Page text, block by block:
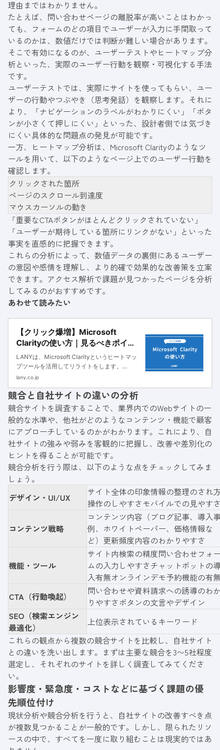
理由まではわかりません。
たとえば、問い合わせページの離脱率が高いことはわかっ
ても、フォームのどの項目でユーザーが入力に手間取って
いるのかは、数値だけでは判断が難しい場合があります。
そこで有効になるのが、ユーザーテストやヒートマップ分
析といった、実際のユーザー行動を観察・可視化する手法
です。
ユーザーテストでは、実際にサイトを使ってもらい、ユー
ザーの行動やつぶやき（思考発話）を観察します。それに
より、「ナビゲーションのラベルがわかりにくい」「ボタ
ンが小さくて押しにくい」といった、設計者側では気づき
にくい具体的な問題点の発見が可能です。
一方、ヒートマップ分析は、Microsoft Clarityのようなツ
ールを用いて、以下のようなページ上でのユーザー行動を
確認します。
クリックされた箇所
ページのスクロール到達度
マウスカーソルの動き
「重要なCTAボタンがほとんどクリックされていない」
「ユーザーが期待している箇所にリンクがない」といった
事実を直感的に把握できます。
これらの分析によって、数値データの裏側にあるユーザー
の意図や感情を理解し、より的確で効果的な改善策を立案
できます。アクセス解析で課題が見つかったページを分析
してみるのがおすすめです。
あわせて読みたい
【クリック爆増】Microsoft
Clarityの使い方｜見るべきポイン
トと記事改善方法
LANYは、Microsoft Clarityというヒートマッ
プツールを活用してリライトをします。
Clarityを用いるとユーザーのページ内行動（ク
できるため、精度の高い分析と仮説立案が可能
です。
lany.co.jp
競合と自社サイトの違いの分析
競合サイトを調査することで、業界内でのWebサイトの一
般的な水準や、他社がどのようなコンテンツ・機能で顧客
にアプローチしているのかがわかります。これにより、自
社サイトの強みや弱みを客観的に把握し、改善や差別化の
ヒントを得ることが可能です。
競合分析を行う際は、以下のような点をチェックしてみま
しょう。
デザイン・UI/UX
サイト全体の印象情報の整理のされ
操作のしやすさモバイルでの見やす
コンテンツ戦略
コンテンツ内容（ブログ記事、導入
例、ホワイトペーパー、価格情報な
ど）更新頻度内容のわかりやすさ
機能・ツール
サイト内検索の精度問い合わせフォ
ムの入力しやすさチャットボットの
入有無オンラインデモ予約機能の有
CTA（行動喚起）
問い合わせや資料請求への誘導のわ
りやすさボタンの文言やデザイン
SEO（検索エンジン
最適化）
上位表示されているキーワード
これらの観点から複数の競合サイトを比較し、自社サイト
との違いを洗い出します。まずは主要な競合を3〜5社程度
選定し、それぞれのサイトを詳しく調査してみてくださ
い。
影響度・緊急度・コストなどに基づく課題の優
先順位付け
現状分析や競合分析を行うと、自社サイトの改善すべき点
が複数見つかることが一般的です。しかし、限られたリソ
ースの中で、すべてを一度に取り組むことは現実的ではあ